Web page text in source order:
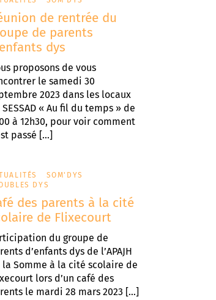
de rentrée du
de parents
dys
proposons de vous
le samedi 30
2023 dans les locaux
SESSAD « Au fil du temps » de
à 12h30, pour voir comment
passé […]
SOM'DYS
DYS
des parents à la cité
de Flixecourt
du groupe de
d’enfants dys de l’APAJH
la Somme à la cité scolaire de
lors d’un café des
le mardi 28 mars 2023 […]